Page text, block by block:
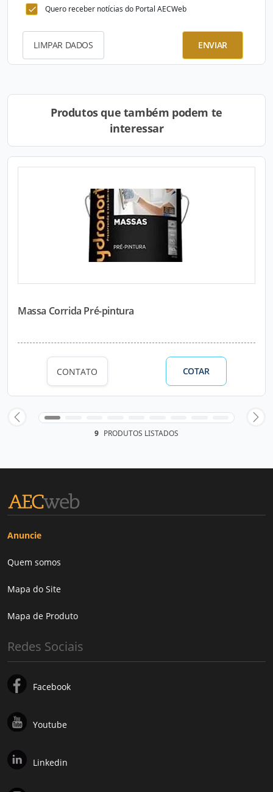
Quero receber notícias do Portal AECWeb
LIMPAR DADOS ENVIAR
Produtos que também podem te
interessar
Massa Corrida Pré-pintura
CONTATO COTAR
9 PRODUTOS LISTADOS
Anuncie
Quem somos
Mapa do Site
Mapa de Produto
Redes Sociais
Facebook
Youtube
Linkedin